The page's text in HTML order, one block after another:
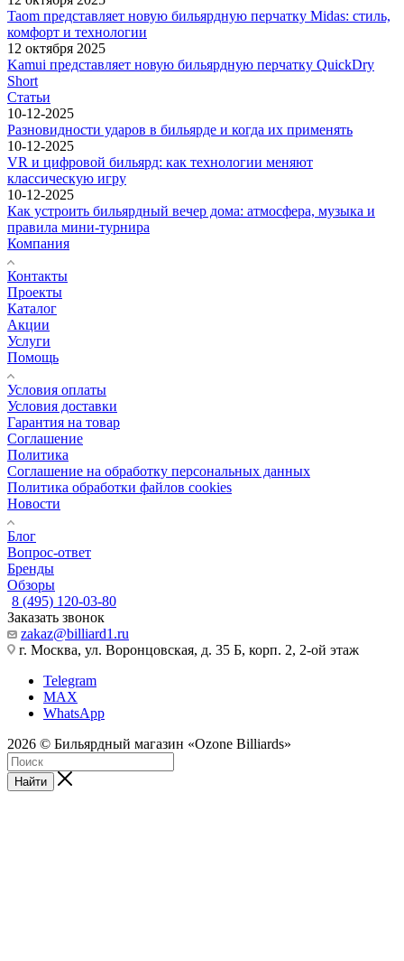
Taom представляет новую бильярдную перчатку Midas: стиль,
комфорт и технологии
12 октября 2025
Kamui представляет новую бильярдную перчатку QuickDry
Short
Статьи
10-12-2025
Разновидности ударов в бильярде и когда их применять
10-12-2025
VR и цифровой бильярд: как технологии меняют
классическую игру
10-12-2025
Как устроить бильярдный вечер дома: атмосфера, музыка и
правила мини-турнира
Компания
Контакты
Проекты
Каталог
Акции
Услуги
Помощь
Условия оплаты
Условия доставки
Гарантия на товар
Соглашение
Политика
Соглашение на обработку персональных данных
Политика обработки файлов cookies
Новости
Блог
Вопрос-ответ
Бренды
Обзоры
8 (495) 120-03-80
Заказать звонок
zakaz@billiard1.ru
г. Москва, ул. Воронцовская, д. 35 Б, корп. 2, 2-ой этаж
Telegram
MAX
WhatsApp
2026 © Бильярдный магазин «Ozone Billiards»
Найти